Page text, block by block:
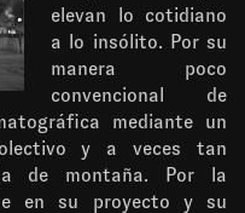
elevan lo cotidiano
a lo insólito. Por su
manera poco
convencional de
mediante un
y a veces tan
de montaña. Por la
en su proyecto y su